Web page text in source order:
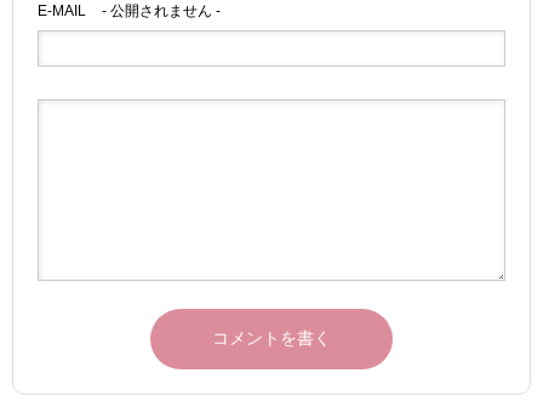
E-MAIL - 公開されません -